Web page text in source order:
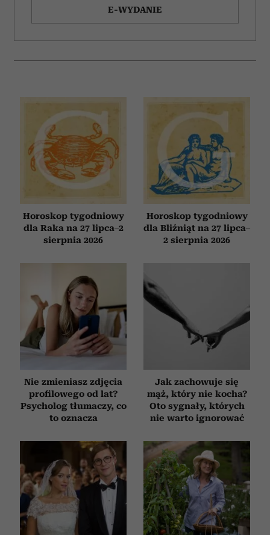
analizować ruch w naszej witrynie. Informacje o tym, jak
korzystasz z naszej witryny, udostępniamy partnerom
otrzymanymi od Ciebie lub uzyskanymi podczas
E-WYDANIE
Horoskop tygodniowy
dla Raka na 27 lipca–2
sierpnia 2026
Horoskop tygodniowy
dla Bliźniąt na 27 lipca–
2 sierpnia 2026
Nie zmieniasz zdjęcia
profilowego od lat?
Psycholog tłumaczy, co
to oznacza
Jak zachowuje się
mąż, który nie kocha?
Oto sygnały, których
nie warto ignorować